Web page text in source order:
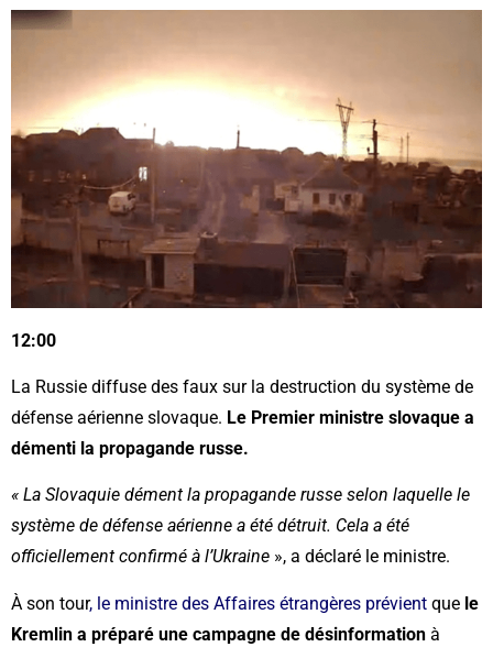
12:00
La Russie diffuse des faux sur la destruction du système de
défense aérienne slovaque. Le Premier ministre slovaque a
démenti la propagande russe.
« La Slovaquie dément la propagande russe selon laquelle le
système de défense aérienne a été détruit. Cela a été
officiellement confirmé à l’Ukraine », a déclaré le ministre.
À son tour, le ministre des Affaires étrangères prévient que le
Kremlin a préparé une campagne de désinformation à